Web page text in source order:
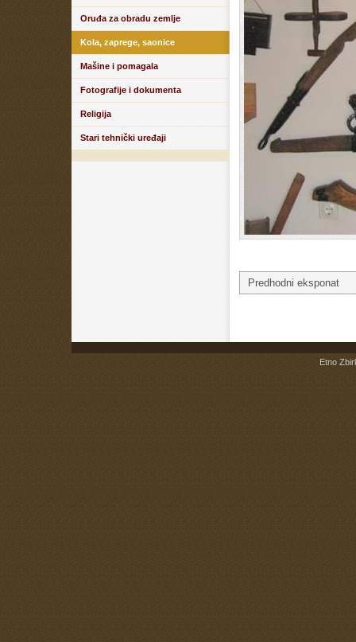
Oruđa za obradu zemlje
Kola, zaprege, saonice
Mašine i pomagala
Fotografije i dokumenta
Religija
Stari tehnički uređaji
Predhodni eksponat
Etno